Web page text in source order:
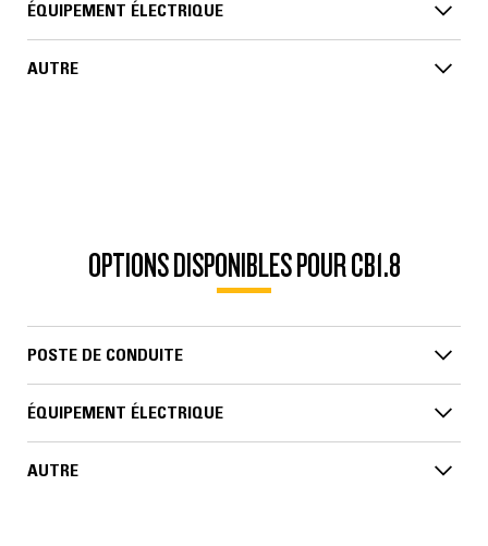
ÉQUIPEMENT ÉLECTRIQUE
AUTRE
OPTIONS DISPONIBLES POUR CB1.8
POSTE DE CONDUITE
ÉQUIPEMENT ÉLECTRIQUE
AUTRE